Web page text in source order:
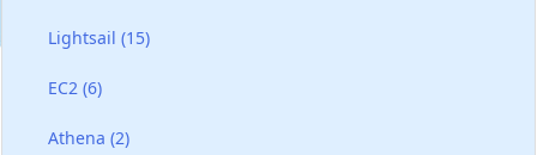
Lightsail(15)
EC2(6)
Athena(2)